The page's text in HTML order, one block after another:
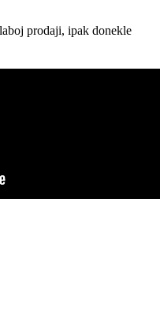
prodaji, ipak donekle